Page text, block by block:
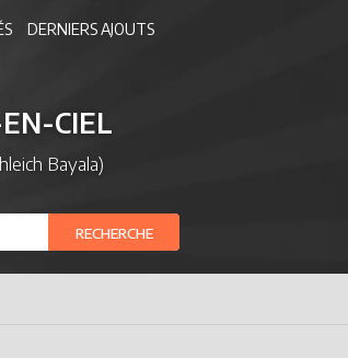
DERNIERS AJOUTS
CIEL
Bayala)
RECHERCHE